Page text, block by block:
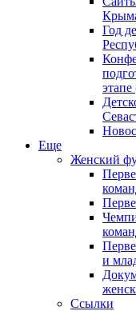
Год
Еще
Женский
и
Ссылки